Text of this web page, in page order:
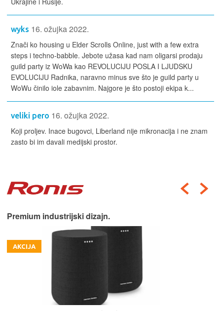
wyks 16. ožujka 2022.
Znači ko housing u Elder Scrolls Online, just with a few extra
steps i techno-babble. Jebote užasa kad nam oligarsi prodaju
guild party iz WoWa kao REVOLUCIJU POSLA I LJUDSKU
EVOLUCIJU Radnika, naravno minus sve što je guild party u
WoWu činilo iole zabavnim. Najgore je što postoji ekipa k...
veliki pero 16. ožujka 2022.
Koji proljev. Inace bugovci, Liberland nije mikronacija i ne znam
zasto bi im davali medijski prostor.
Premium industrijski dizajn.
AKCIJA